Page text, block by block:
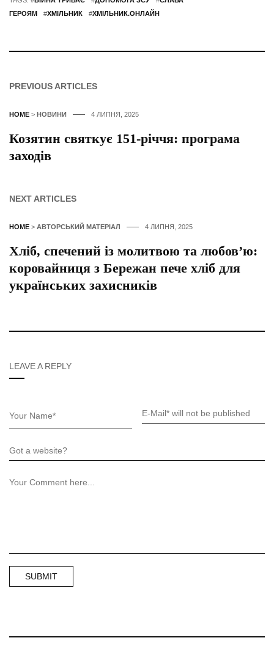
ГЕРОЯМ
#ХМІЛЬНИК #ХМІЛЬНИК.ОНЛАЙН
PREVIOUS ARTICLES
HOME > НОВИНИ 4 ЛИПНЯ, 2025
Козятин святкує 151-річчя: програма
заходів
NEXT ARTICLES
HOME > АВТОРСЬКИЙ МАТЕРІАЛ 4 ЛИПНЯ, 2025
Хліб, спечений із молитвою та любов’ю:
коровайниця з Бережан пече хліб для
українських захисників
LEAVE A REPLY